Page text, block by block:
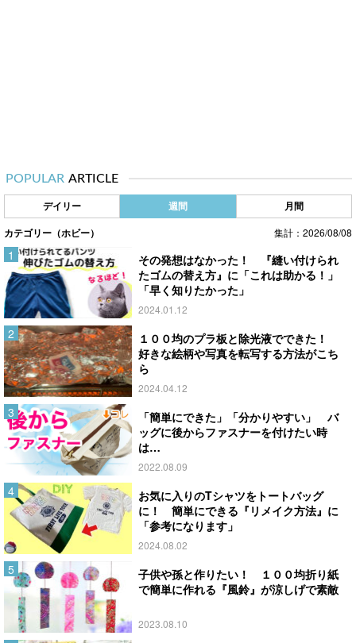
POPULAR ARTICLE
デイリー 週間 月間
カテゴリー（ホビー） 集計：2026/08/08
その発想はなかった！ 『縫い付けられ
たゴムの替え方』に「これは助かる！」
「早く知りたかった」
2024.01.12
１００均のプラ板と除光液でできた！
好きな絵柄や写真を転写する方法がこち
ら
2024.04.12
「簡単にできた」「分かりやすい」 バ
ッグに後からファスナーを付けたい時
は…
2022.08.09
お気に入りのTシャツをトートバッグ
に！ 簡単にできる『リメイク方法』に
「参考になります」
2024.08.02
子供や孫と作りたい！ １００均折り紙
で簡単に作れる『風鈴』が涼しげで素敵
2023.08.10